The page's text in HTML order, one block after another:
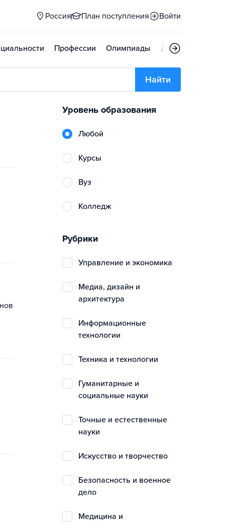
Россия План поступления Войти
Профессии Олимпиады Дни открытых
Найти
Уровень образования
Любой
Курсы
Вуз
Колледж
Рубрики
управление и экономика
медиа, дизайн и
архитектура
информационные
технологии
техника и технологии
гуманитарные и
социальные науки
точные и естественные
науки
искусство и творчество
безопасность и военное
дело
медицина и